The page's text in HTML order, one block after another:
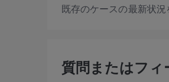
既存のケースの最新状況
質問またはフィ